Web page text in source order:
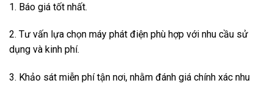
1. Báo giá tốt nhất.
2. Tư vấn lựa chọn máy phát điện phù hợp với nhu cầu sử
dụng và kinh phí.
3. Khảo sát miễn phí tận nơi, nhằm đánh giá chính xác nhu